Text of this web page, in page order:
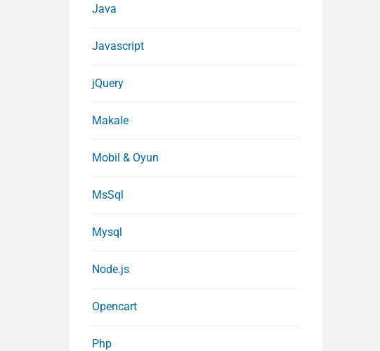
Java
Javascript
jQuery
Makale
Mobil & Oyun
MsSql
Mysql
Node.js
Opencart
Php